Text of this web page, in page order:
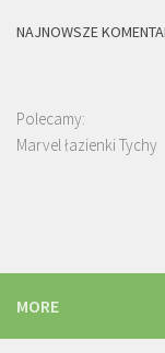
NAJNOWSZE
Polecamy:
Marvel łazienki Tychy
MORE